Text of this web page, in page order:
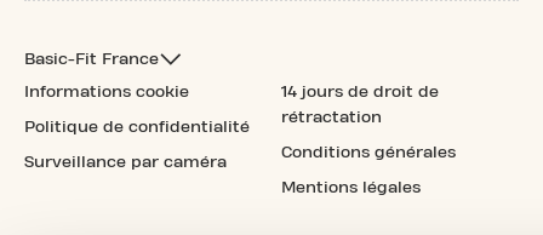
Basic-Fit France
Informations cookie
Politique de confidentialité
Surveillance par caméra
14 jours de droit de
rétractation
Conditions générales
Mentions légales